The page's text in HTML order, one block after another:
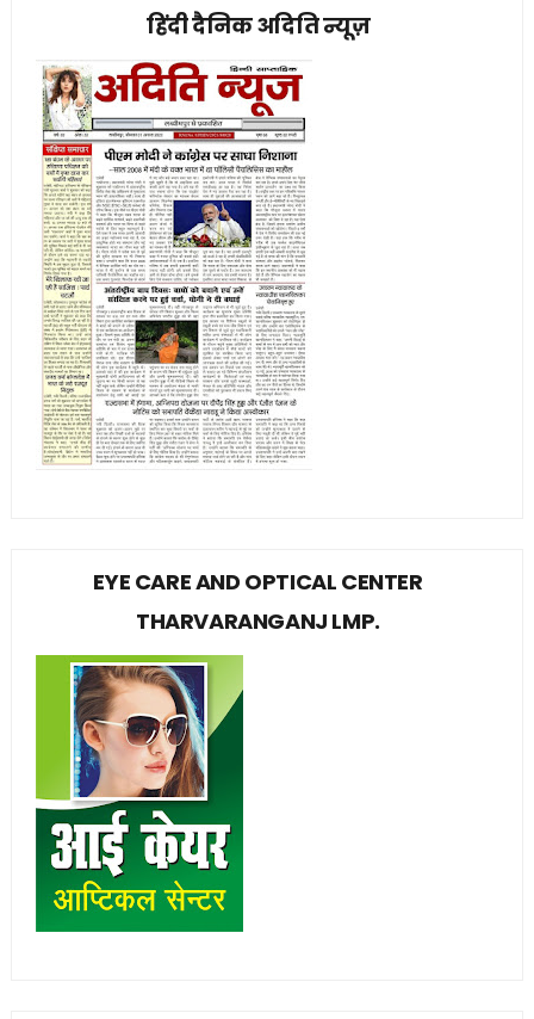
हिंदी दैनिक अदिति न्यूज़
EYE CARE AND OPTICAL CENTER
THARVARANGANJ LMP.